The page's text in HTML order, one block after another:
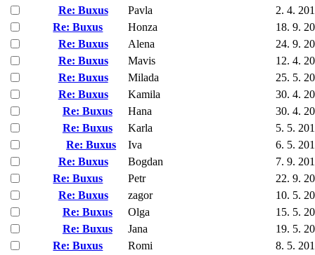
Re: Buxus
Pavla
2. 4.
Re: Buxus
Honza
18. 9.
Re: Buxus
Alena
24. 9.
Re: Buxus
Mavis
12. 4.
Re: Buxus
Milada
25. 5.
Re: Buxus
Kamila
30. 4.
Re: Buxus
Hana
30. 4.
Re: Buxus
Karla
5. 5.
Re: Buxus
Iva
6. 5.
Re: Buxus
Bogdan
7. 9.
Re: Buxus
Petr
22. 9.
Re: Buxus
zagor
10. 5.
Re: Buxus
Olga
15. 5.
Re: Buxus
Jana
19. 5.
Re: Buxus
Romi
8. 5.